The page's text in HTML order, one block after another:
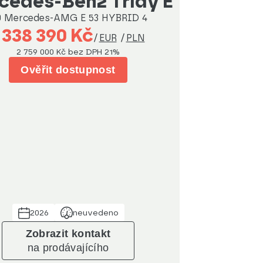
Mercedes-AMG E 53 HYBRID 4
390 Kč/ EUR / PLN
2 759 000 Kč bez DPH 21%
Ověřit dostupnost
2026 neuvedeno
Zobrazit kontakt
na prodávajícího